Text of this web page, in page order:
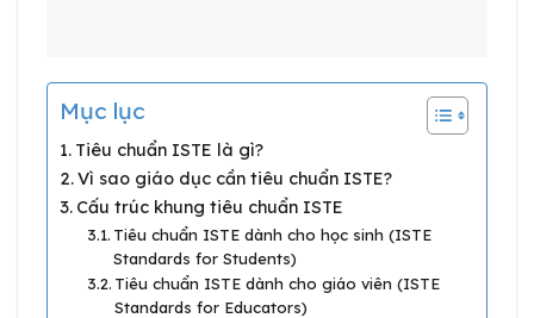
Mục lục
Tiêu chuẩn ISTE là gì?
Vì sao giáo dục cần tiêu chuẩn ISTE?
Cấu trúc khung tiêu chuẩn ISTE
Tiêu chuẩn ISTE dành cho học sinh (ISTE
Standards for Students)
Tiêu chuẩn ISTE dành cho giáo viên (ISTE
Standards for Educators)